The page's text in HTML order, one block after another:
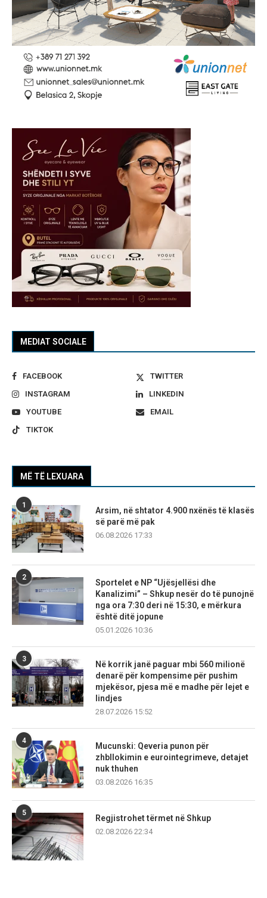
MEDIAT SOCIALE
FACEBOOK
TWITTER
INSTAGRAM
LINKEDIN
YOUTUBE
EMAIL
TIKTOK
MË TË LEXUARA
1
Arsim, në shtator 4.900 nxënës të klasës
së parë më pak
06.08.2026 17:33
2
Sportelet e NP “Ujësjellësi dhe
Kanalizimi” – Shkup nesër do të punojnë
nga ora 7:30 deri në 15:30, e mërkura
është ditë jopune
05.01.2026 10:36
3
Në korrik janë paguar mbi 560 milionë
denarë për kompensime për pushim
mjekësor, pjesa më e madhe për lejet e
lindjes
28.07.2026 15:52
4
Mucunski: Qeveria punon për
zhbllokimin e eurointegrimeve, detajet
nuk thuhen
03.08.2026 16:35
5
Regjistrohet tërmet në Shkup
02.08.2026 22:34